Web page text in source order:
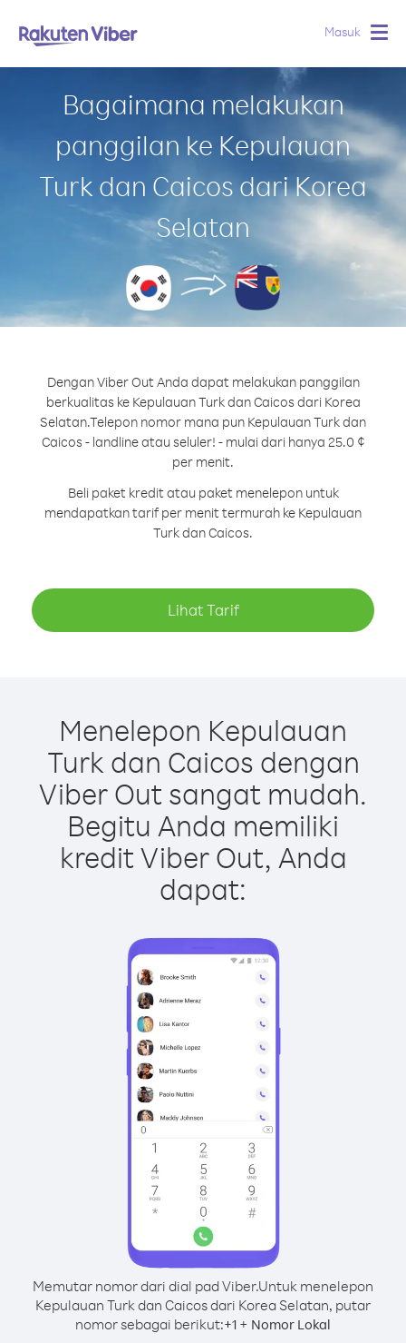
Masuk
Bagaimana melakukan
panggilan ke Kepulauan
Turk dan Caicos dari Korea
Selatan
Dengan Viber Out Anda dapat melakukan panggilan
berkualitas ke Kepulauan Turk dan Caicos dari Korea
Selatan.Telepon nomor mana pun Kepulauan Turk dan
Caicos - landline atau seluler! - mulai dari hanya 25.0 ¢
per menit.
Beli paket kredit atau paket menelepon untuk
mendapatkan tarif per menit termurah ke Kepulauan
Turk dan Caicos.
Lihat Tarif
Menelepon Kepulauan
Turk dan Caicos dengan
Viber Out sangat mudah.
Begitu Anda memiliki
kredit Viber Out, Anda
dapat:
Memutar nomor dari dial pad Viber.Untuk menelepon
Kepulauan Turk dan Caicos dari Korea Selatan, putar
nomor sebagai berikut:+1 + Nomor Lokal